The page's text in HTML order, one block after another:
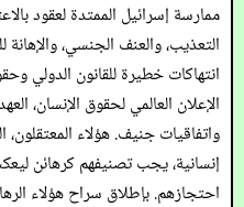
ممارسة إسرائيل الممتدة لعقود
التعذيب، والعنف الجنسي،
انتهاكات خطيرة للقانون الدولي
الإعلان العالمي لحقوق الإنسان،
واتفاقيات جنيف. هؤلاء
إنسانية، يجب تصنيفهم كرهائن
احتجازهم. بإطلاق سراح هؤلاء